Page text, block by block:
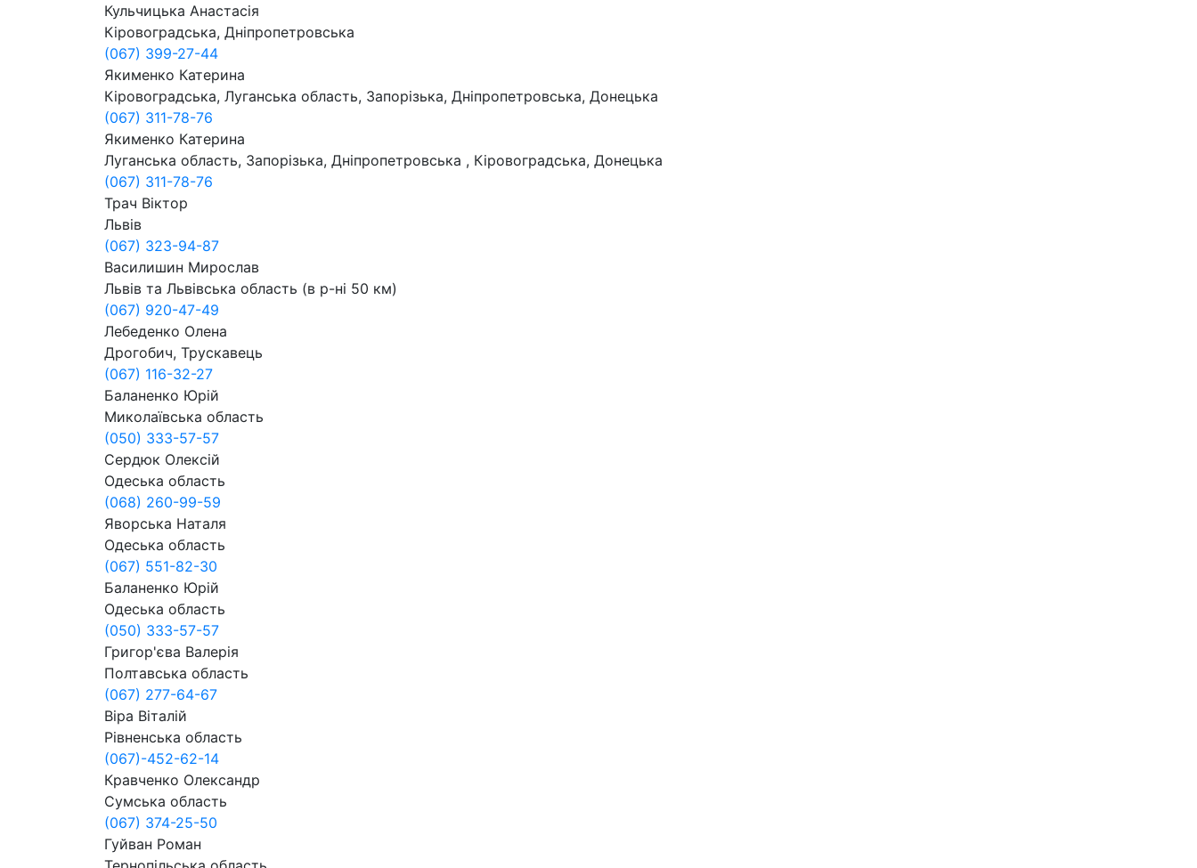
Кульчицька Анастасія
Кіровоградська, Дніпропетровська
(067) 399-27-44
Якименко Катерина
Кіровоградська, Луганська область, Запорізька, Дніпропетровська, Донецька
(067) 311-78-76
Якименко Катерина
Луганська область, Запорізька, Дніпропетровська , Кіровоградська, Донецька
(067) 311-78-76
Трач Віктор
Львів
(067) 323-94-87
Василишин Мирослав
Львів та Львівська область (в р-ні 50 км)
(067) 920-47-49
Лебеденко Олена
Дрогобич, Трускавець
(067) 116-32-27
Баланенко Юрій
Миколаївська область
(050) 333-57-57
Сердюк Олексій
Одеська область
(068) 260-99-59
Яворська Наталя
Одеська область
(067) 551-82-30
Баланенко Юрій
Одеська область
(050) 333-57-57
Григор'єва Валерія
Полтавська область
(067) 277-64-67
Віра Віталій
Рівненська область
(067)-452-62-14
Кравченко Олександр
Сумська область
(067) 374-25-50
Гуйван Роман